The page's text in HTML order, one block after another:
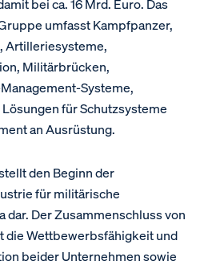
bei ca. 16 Mrd. Euro. Das
umfasst Kampfpanzer,
Artilleriesysteme,
Militärbrücken,
Systeme,
für Schutzsysteme
an Ausrüstung.
den Beginn der
für militärische
dar. Der Zusammenschluss von
die Wettbewerbsfähigkeit und
beider Unternehmen sowie